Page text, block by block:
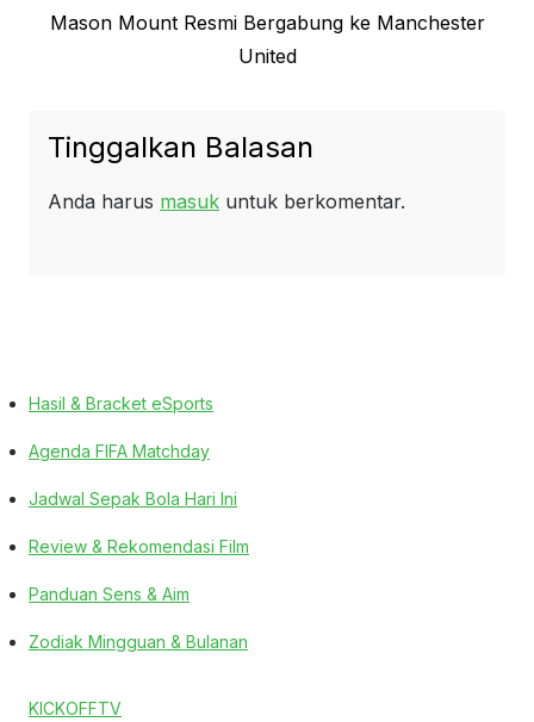
Next
Mason Mount Resmi Bergabung ke Manchester
United
Tinggalkan Balasan
Anda harus masuk untuk berkomentar.
Hasil & Bracket eSports
Agenda FIFA Matchday
Jadwal Sepak Bola Hari Ini
Review & Rekomendasi Film
Panduan Sens & Aim
Zodiak Mingguan & Bulanan
KICKOFFTV